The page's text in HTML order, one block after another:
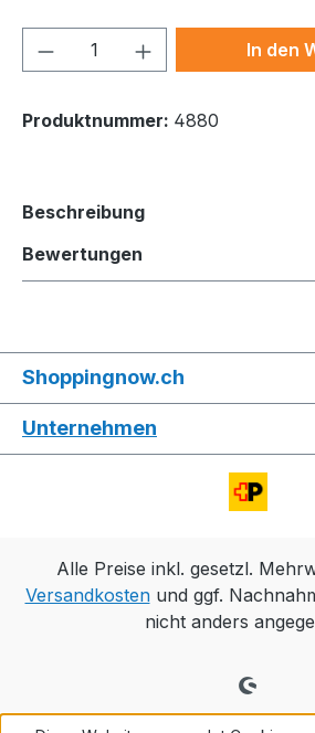
Produkt Anzahl: GibIn den
Produktnummer: 4880
Beschreibung
Bewertungen
Shoppingnow.ch
Unternehmen
Alle Preise inkl. gesetzl.
Versandkostenund ggf.
nicht anders